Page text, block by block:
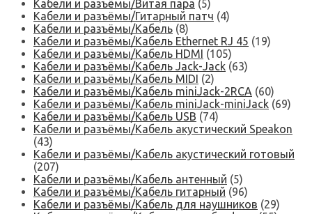
Кабели и разъёмы/Витая пара (5)
Кабели и разъёмы/Гитарный патч (4)
Кабели и разъёмы/Кабель (8)
Кабели и разъёмы/Кабель Ethernet RJ 45 (19)
Кабели и разъёмы/Кабель HDMI (105)
Кабели и разъёмы/Кабель Jack-Jack (63)
Кабели и разъёмы/Кабель MIDI (2)
Кабели и разъёмы/Кабель miniJack-2RCA (60)
Кабели и разъёмы/Кабель miniJack-miniJack (69)
Кабели и разъёмы/Кабель USB (74)
Кабели и разъёмы/Кабель акустический Speakon
(43)
Кабели и разъёмы/Кабель акустический готовый
(207)
Кабели и разъёмы/Кабель антенный (5)
Кабели и разъёмы/Кабель гитарный (96)
Кабели и разъёмы/Кабель для наушников (29)